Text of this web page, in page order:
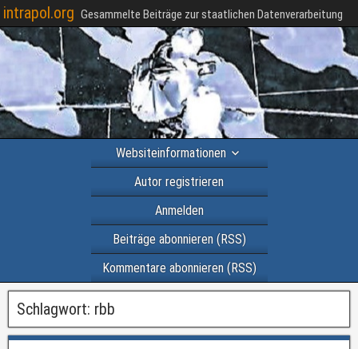
intrapol.org Gesammelte Beiträge zur staatlichen Datenverarbeitung
Websiteinformationen
Autor registrieren
Anmelden
Beiträge abonnieren (RSS)
Kommentare abonnieren (RSS)
Schlagwort: rbb